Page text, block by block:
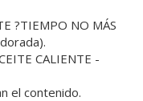
?TIEMPO NO MÁS
CALIENTE -
el contenido.